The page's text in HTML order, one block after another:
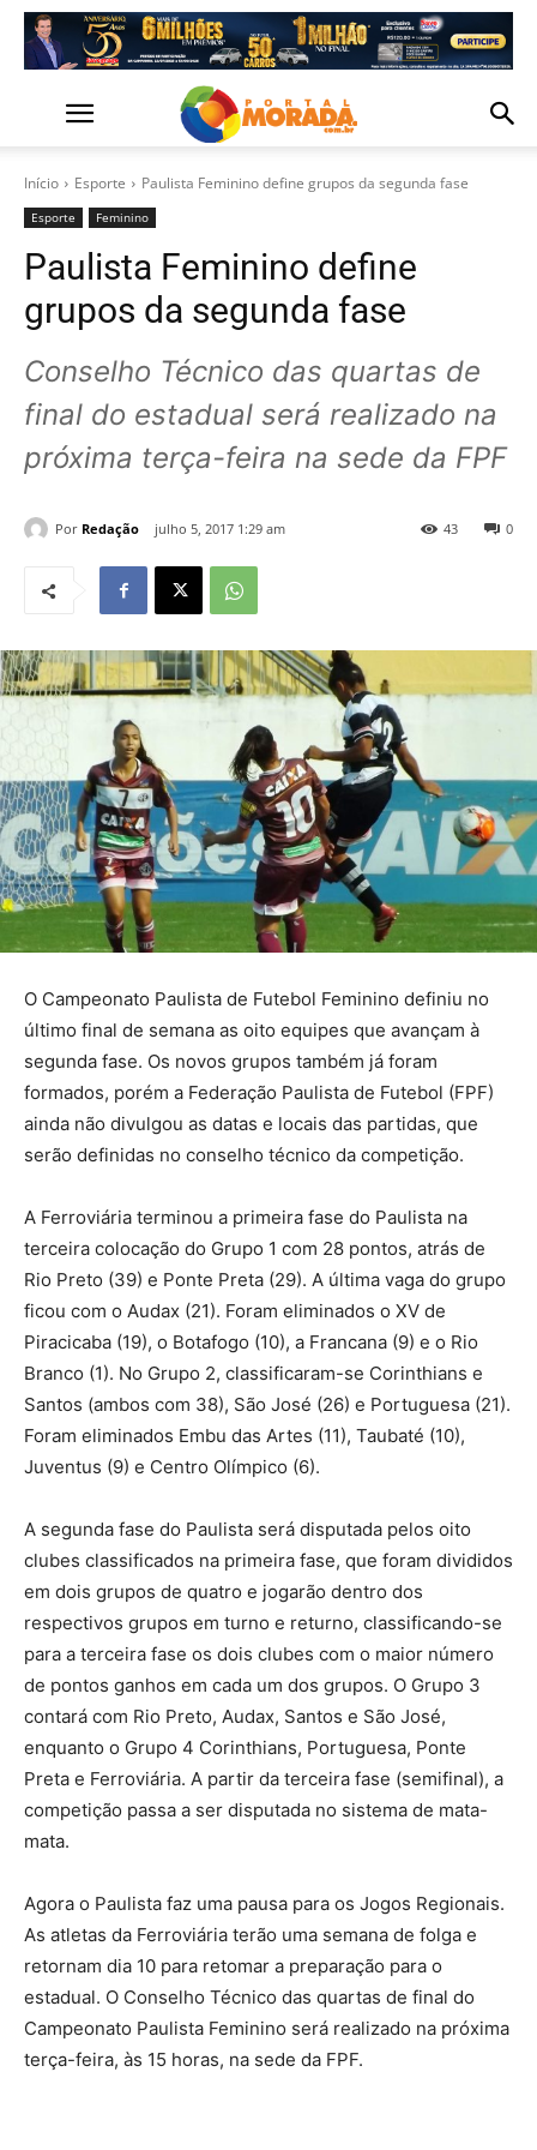
Início Esporte Paulista Feminino define grupos da segunda fase
Esporte Feminino
Paulista Feminino define
grupos da segunda fase
Conselho Técnico das quartas de
final do estadual será realizado na
próxima terça-feira na sede da FPF
Por Redação julho 5, 2017 1:29 am 0
43
O Campeonato Paulista de Futebol Feminino definiu no
último final de semana as oito equipes que avançam à
segunda fase. Os novos grupos também já foram
formados, porém a Federação Paulista de Futebol (FPF)
ainda não divulgou as datas e locais das partidas, que
serão definidas no conselho técnico da competição.
A Ferroviária terminou a primeira fase do Paulista na
terceira colocação do Grupo 1 com 28 pontos, atrás de
Rio Preto (39) e Ponte Preta (29). A última vaga do grupo
ficou com o Audax (21). Foram eliminados o XV de
Piracicaba (19), o Botafogo (10), a Francana (9) e o Rio
Branco (1). No Grupo 2, classificaram-se Corinthians e
Santos (ambos com 38), São José (26) e Portuguesa (21).
Foram eliminados Embu das Artes (11), Taubaté (10),
Juventus (9) e Centro Olímpico (6).
A segunda fase do Paulista será disputada pelos oito
clubes classificados na primeira fase, que foram divididos
em dois grupos de quatro e jogarão dentro dos
respectivos grupos em turno e returno, classificando-se
para a terceira fase os dois clubes com o maior número
de pontos ganhos em cada um dos grupos. O Grupo 3
contará com Rio Preto, Audax, Santos e São José,
enquanto o Grupo 4 Corinthians, Portuguesa, Ponte
Preta e Ferroviária. A partir da terceira fase (semifinal), a
competição passa a ser disputada no sistema de mata-
mata.
Agora o Paulista faz uma pausa para os Jogos Regionais.
As atletas da Ferroviária terão uma semana de folga e
retornam dia 10 para retomar a preparação para o
estadual. O Conselho Técnico das quartas de final do
Campeonato Paulista Feminino será realizado na próxima
terça-feira, às 15 horas, na sede da FPF.